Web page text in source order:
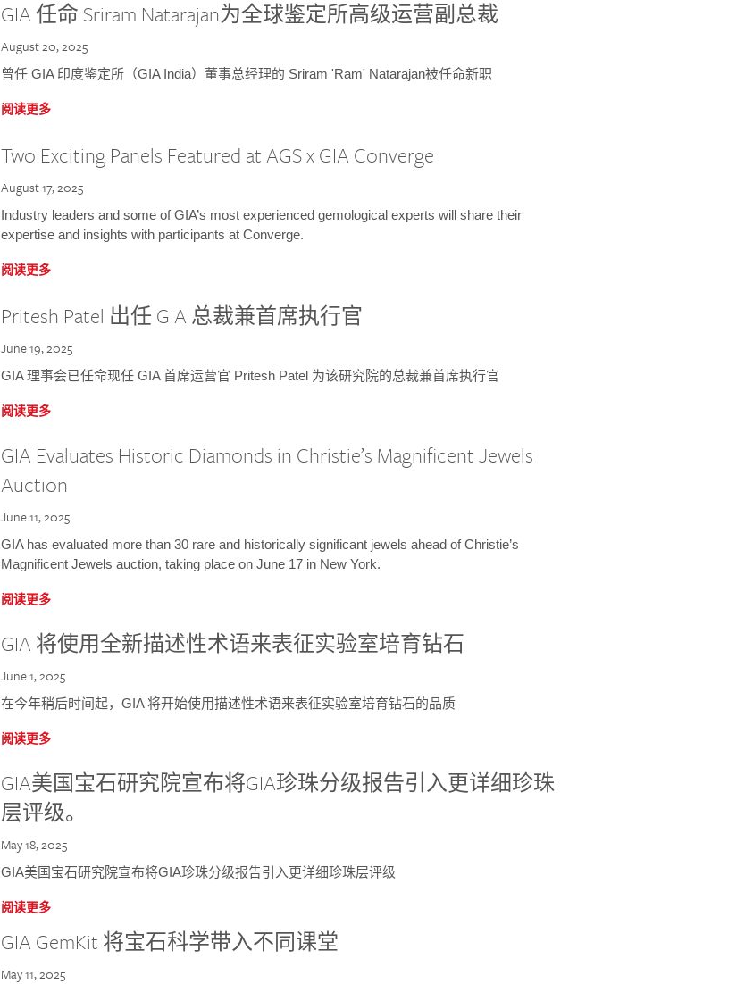
GIA 任命 Sriram Natarajan为全球鉴定所高级运营副总裁
August 20, 2025
曾任 GIA 印度鉴定所（GIA India）董事总经理的 Sriram 'Ram' Natarajan被任命新职
阅读更多
Two Exciting Panels Featured at AGS x GIA Converge
August 17, 2025
Industry leaders and some of GIA’s most experienced gemological experts will share their
expertise and insights with participants at Converge.
阅读更多
Pritesh Patel 出任 GIA 总裁兼首席执行官
June 19, 2025
GIA 理事会已任命现任 GIA 首席运营官 Pritesh Patel 为该研究院的总裁兼首席执行官
阅读更多
GIA Evaluates Historic Diamonds in Christie’s Magnificent Jewels
Auction
June 11, 2025
GIA has evaluated more than 30 rare and historically significant jewels ahead of Christie’s
Magnificent Jewels auction, taking place on June 17 in New York.
阅读更多
GIA 将使用全新描述性术语来表征实验室培育钻石
June 1, 2025
在今年稍后时间起，GIA 将开始使用描述性术语来表征实验室培育钻石的品质
阅读更多
GIA美国宝石研究院宣布将GIA珍珠分级报告引入更详细珍珠
层评级。
May 18, 2025
GIA美国宝石研究院宣布将GIA珍珠分级报告引入更详细珍珠层评级
阅读更多
GIA GemKit 将宝石科学带入不同课堂
May 11, 2025